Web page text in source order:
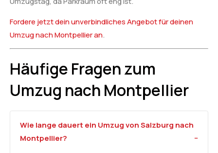
Fordere jetzt dein unverbindliches Angebot für deinen
Umzug nach Montpellier an.
Häufige Fragen zum
Umzug nach Montpellier
Wie lange dauert ein Umzug von Salzburg nach
Montpellier?